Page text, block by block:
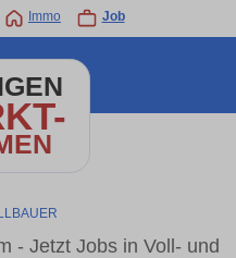
Immo Job
- Jetzt Jobs in Voll- und